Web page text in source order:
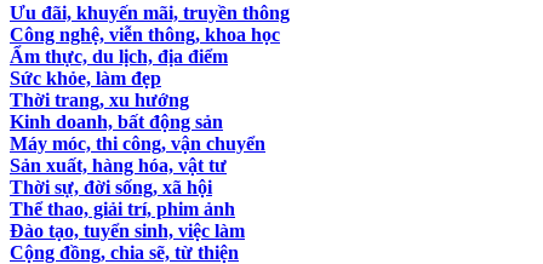
Ưu đãi, khuyến mãi, truyền thông
Công nghệ, viễn thông, khoa học
Ẩm thực, du lịch, địa điểm
Sức khỏe, làm đẹp
Thời trang, xu hướng
Kinh doanh, bất động sản
Máy móc, thi công, vận chuyển
Sản xuất, hàng hóa, vật tư
Thời sự, đời sống, xã hội
Thể thao, giải trí, phim ảnh
Đào tạo, tuyển sinh, việc làm
Cộng đồng, chia sẽ, từ thiện